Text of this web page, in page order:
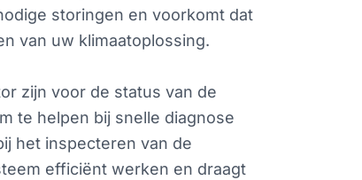
storingen en voorkomt dat
van uw klimaatoplossing.
zijn voor de status van de
te helpen bij snelle diagnose
het inspecteren van de
efficiënt werken en draagt